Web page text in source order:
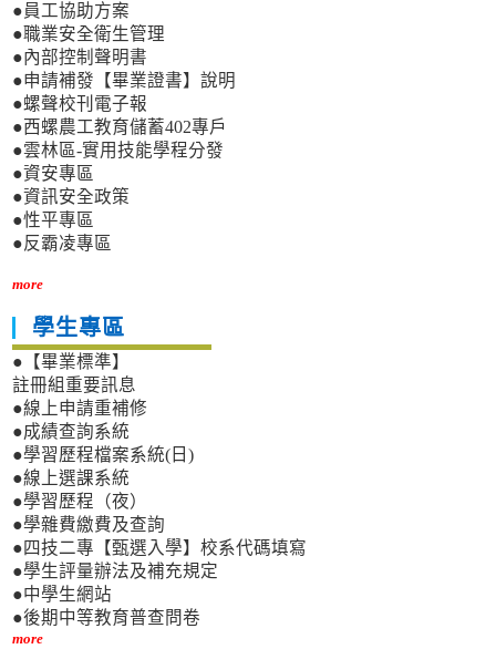
●員工協助方案
●職業安全衛生管理
●內部控制聲明書
●申請補發【畢業證書】說明
●螺聲校刊電子報
●西螺農工教育儲蓄402專戶
●雲林區-實用技能學程分發
●資安專區
●資訊安全政策
●性平專區
●反霸凌專區
more
學生專區
●【畢業標準】
註冊組重要訊息
●線上申請重補修
●成績查詢系統
●學習歷程檔案系統(日)
●線上選課系統
●學習歷程（夜）
●學雜費繳費及查詢
●四技二專【甄選入學】校系代碼填寫
●學生評量辦法及補充規定
●中學生網站
●後期中等教育普查問卷
more